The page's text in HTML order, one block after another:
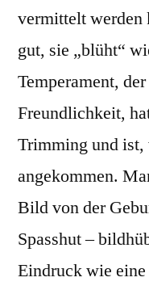
vermittelt werden
gut, sie „blüht“
Temperament,
Freundlichkeit,
Trimming und ist,
angekommen.
Bild von der
Spasshut –
Eindruck wie